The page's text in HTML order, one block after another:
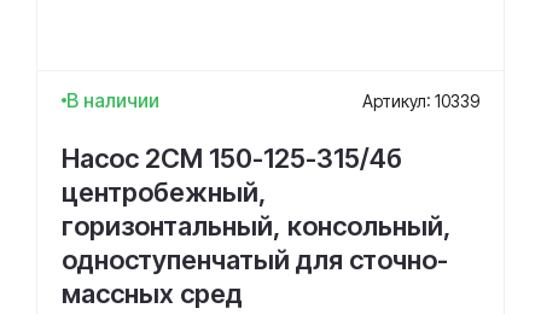
В наличии Артикул: 10339
Насос 2СМ 150-125-315/4б
центробежный,
горизонтальный, консольный,
одноступенчатый для сточно-
массных сред